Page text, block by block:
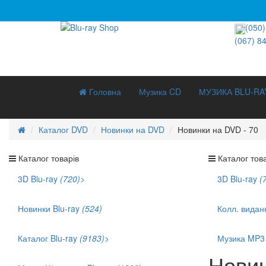
(067)
Головна Музика CD МУЗИКА BLU-
Каталог DVD Новинки на DVD Новинки на DVD - 70
Каталог товарів
3D Blu-ray (720)>
Новинки Blu-ray (524)
Каталог Blu-ray (9183)>
Каталог
3D Blu-ray
Колл.
Музика MP3